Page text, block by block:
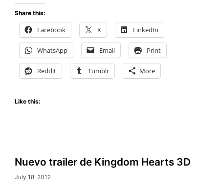
ya
tiene
fecha
de
salida
Share this:
Facebook X LinkedIn
WhatsApp Email Print
Reddit Tumblr More
Like this:
Nuevo trailer de Kingdom Hearts 3D
July 18, 2012